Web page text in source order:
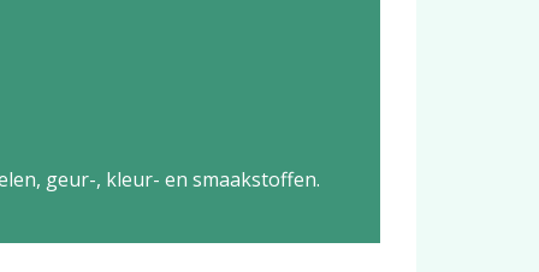
geur-, kleur- en smaakstoffen.